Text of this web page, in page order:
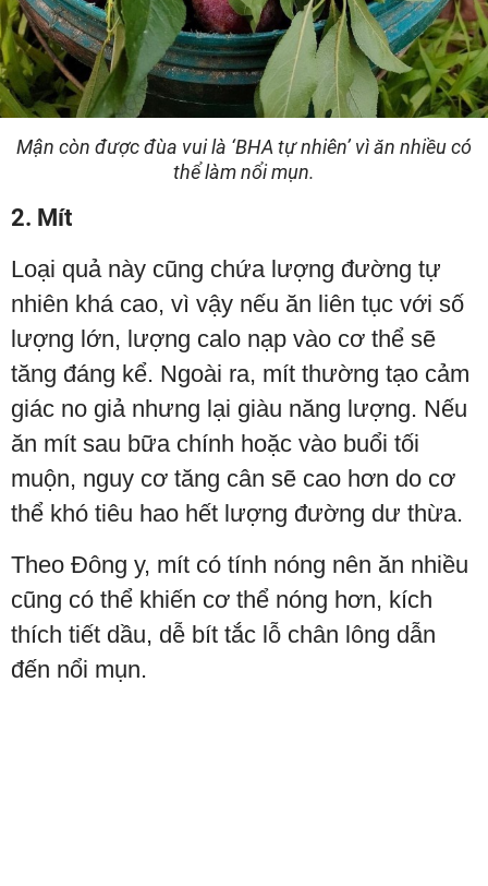
Mận còn được đùa vui là ‘BHA tự nhiên’ vì ăn nhiều có
thể làm nổi mụn.
2. Mít
Loại quả này cũng chứa lượng đường tự
nhiên khá cao, vì vậy nếu ăn liên tục với số
lượng lớn, lượng calo nạp vào cơ thể sẽ
tăng đáng kể. Ngoài ra, mít thường tạo cảm
giác no giả nhưng lại giàu năng lượng. Nếu
ăn mít sau bữa chính hoặc vào buổi tối
muộn, nguy cơ tăng cân sẽ cao hơn do cơ
thể khó tiêu hao hết lượng đường dư thừa.
Theo Đông y, mít có tính nóng nên ăn nhiều
cũng có thể khiến cơ thể nóng hơn, kích
thích tiết dầu, dễ bít tắc lỗ chân lông dẫn
đến nổi mụn.